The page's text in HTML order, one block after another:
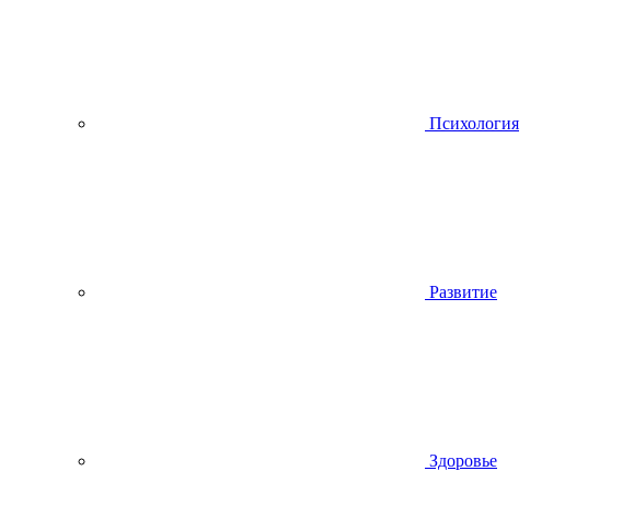
Психология
Развитие
Здоровье